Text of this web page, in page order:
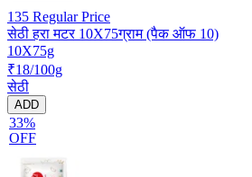
135 Regular Price
सेठी हरा मटर 10X75ग्राम (पैक ऑफ 10)
10X75g
₹18/100g
सेठी
ADD
33%
OFF